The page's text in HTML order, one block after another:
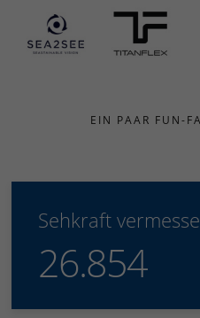
EIN PAAR FUN-
Sehkraft
26.854